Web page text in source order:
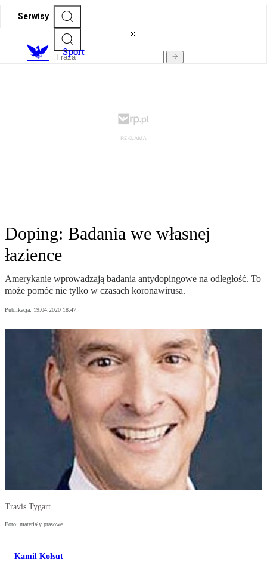
Serwisy
Sport
Doping: Badania we własnej
łazience
Amerykanie wprowadzają badania antydopingowe na odległość. To
może pomóc nie tylko w czasach koronawirusa.
Publikacja: 19.04.2020 18:47
Travis Tygart
Foto: materiały prasowe
Kamil Kołsut